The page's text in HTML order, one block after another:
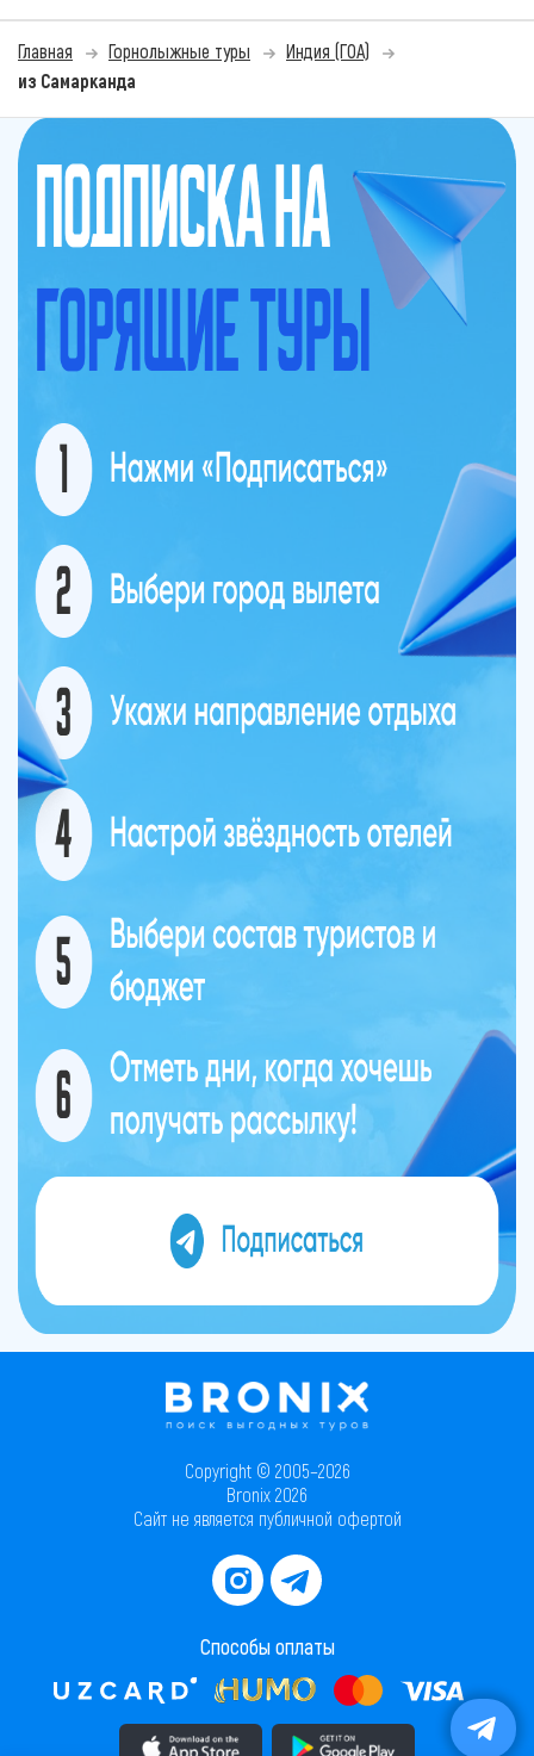
Главная Горнолыжные туры
Индия (ГОА)
из Самарканда
Copyright © 2005–2026
Bronix 2026
Сайт не является публичной офертой
Способы оплаты
Скачать приложение в AppStore Скачать приложение в PlayMarket